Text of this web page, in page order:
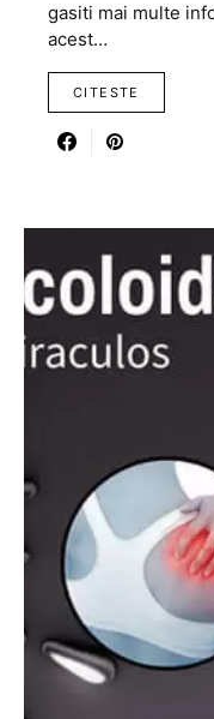
gasiti mai multe
acest…
CITESTE